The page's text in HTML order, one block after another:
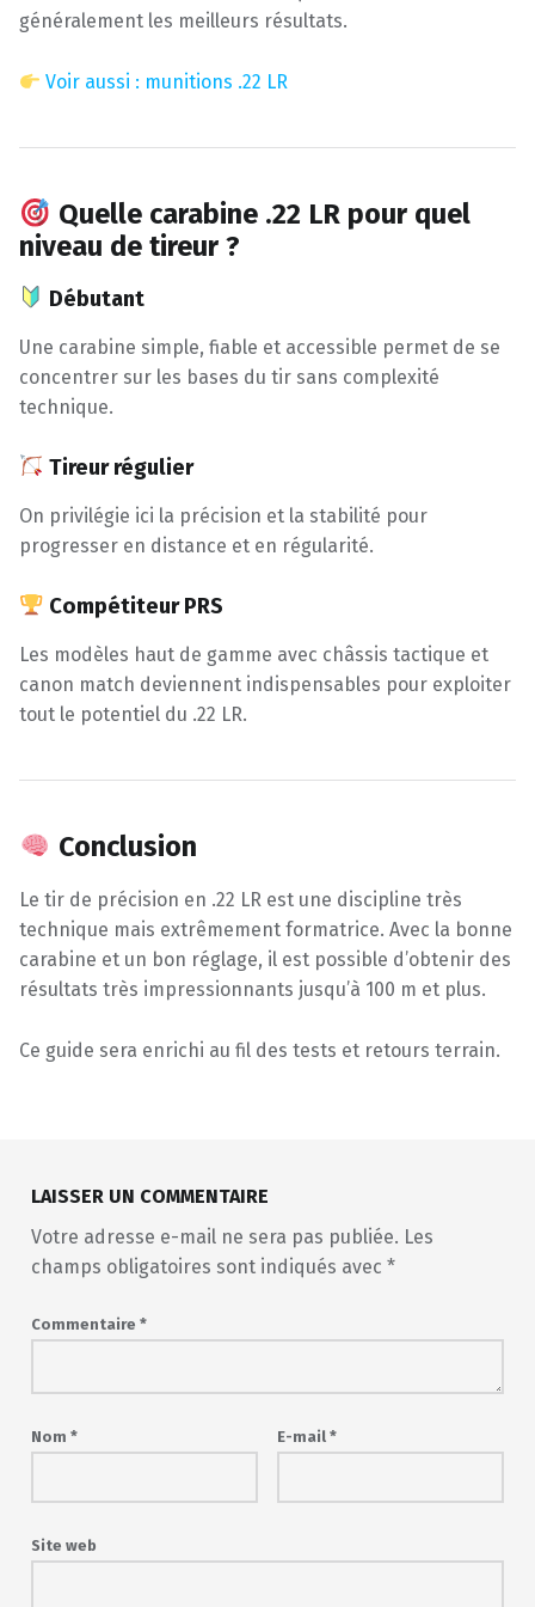
généralement les meilleurs résultats.
Voir aussi : munitions .22 LR
Quelle carabine .22 LR pour quel
niveau de tireur ?
Débutant
Une carabine simple, fiable et accessible permet de se
concentrer sur les bases du tir sans complexité
technique.
Tireur régulier
On privilégie ici la précision et la stabilité pour
progresser en distance et en régularité.
Compétiteur PRS
Les modèles haut de gamme avec châssis tactique et
canon match deviennent indispensables pour exploiter
tout le potentiel du .22 LR.
Conclusion
Le tir de précision en .22 LR est une discipline très
technique mais extrêmement formatrice. Avec la bonne
carabine et un bon réglage, il est possible d’obtenir des
résultats très impressionnants jusqu’à 100 m et plus.
Ce guide sera enrichi au fil des tests et retours terrain.
LAISSER UN COMMENTAIRE
Votre adresse e-mail ne sera pas publiée. Les
champs obligatoires sont indiqués avec *
Commentaire *
Nom * E-mail *
Site web